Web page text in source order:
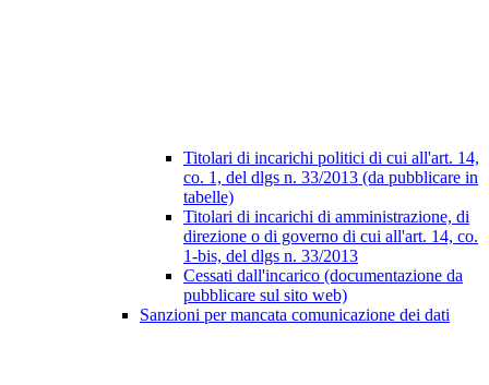
Titolari di incarichi politici di cui all'art. 14,
co. 1, del dlgs n. 33/2013 (da pubblicare in
tabelle)
Titolari di incarichi di amministrazione, di
direzione o di governo di cui all'art. 14, co.
1-bis, del dlgs n. 33/2013
Cessati dall'incarico (documentazione da
pubblicare sul sito web)
Sanzioni per mancata comunicazione dei dati